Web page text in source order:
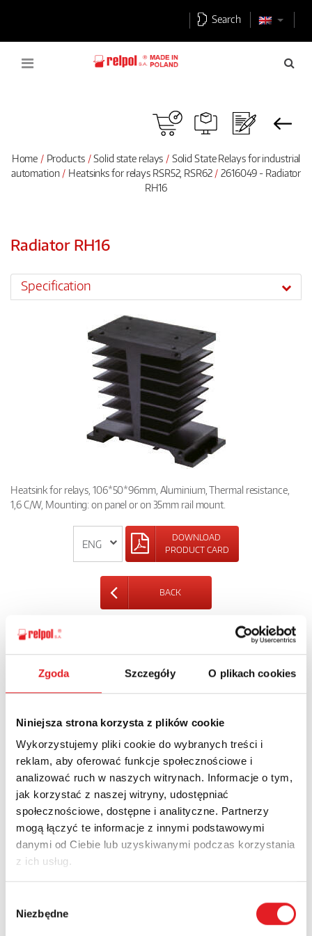
Zgoda Szczegóły O plikach cookies
Niniejsza strona korzysta z plików cookie
Wykorzystujemy pliki cookie do wybranych treści i
reklam, aby oferować funkcje społecznościowe i
analizować ruch w naszych witrynach. Informacje o tym,
jak korzystać z naszej witryny, udostępniać
społecznościowe, dostępne i analityczne. Partnerzy
mogą łączyć te informacje z innymi podstawowymi
danymi od Ciebie lub uzyskiwanymi podczas korzystania
z ich usług.
zgody
Niezbędne
Search
Home Products Solid state relays
Solid State Relays for industrial
automation
Heatsinks for relays RSR52, RSR62
2616049 - Radiator
RH16
Radiator RH16
Specification
Heatsink for relays, 106*50*96mm, Aluminium, Thermal resistance,
1,6 C/W, Mounting: on panel or on 35mm rail mount.
DOWNLOAD
PRODUCT CARD
BACK
Ask for the details of the offer
Email: *
Company: